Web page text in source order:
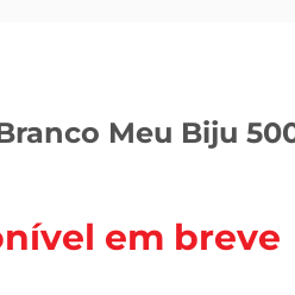
Meu Biju
em breve